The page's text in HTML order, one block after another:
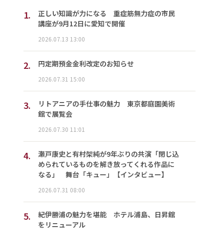
1.
正しい知識が力になる 重症筋無力症の市民
講座が9月12日に愛知で開催
2026.07.13 13:00
2. 円定期預金金利改定のお知らせ
2026.07.31 15:00
3.
リトアニアの手仕事の魅力 東京都庭園美術
館で展覧会
2026.07.30 11:01
4.
瀬戸康史と有村架純が9年ぶりの共演「閉じ込
められているものを解き放ってくれる作品に
なる」 舞台「キュー」【インタビュー】
2026.07.31 08:00
5.
紀伊勝浦の魅力を堪能 ホテル浦島、日昇館
をリニューアル